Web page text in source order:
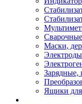
Маски,
Зарядные,
Ящики для